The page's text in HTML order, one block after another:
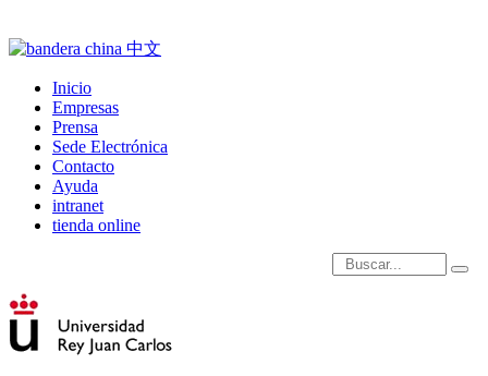
Inicio
Empresas
Prensa
Sede Electrónica
Contacto
Ayuda
intranet
tienda online
Introduce términos de